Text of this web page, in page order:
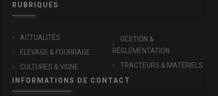
RUBRIQUES
ACTUALITÉS
ÉLEVAGE & FOURRAGE
CULTURES & VIGNE
GESTION &
RÉGLEMENTATION
TRACTEURS & MATÉRIELS
INFORMATIONS DE CONTACT